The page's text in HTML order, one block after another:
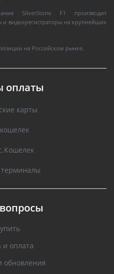
SilverStone F1 производит
и видеорегистраторы на крупнейших
на Российском рынке.
оплаты
карты
и оплата
обновления